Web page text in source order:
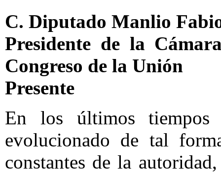
C. Diputado Manlio
Presidente de la
Congreso de la Unión
Presente
En los últimos tiempos
evolucionado de tal
constantes de la